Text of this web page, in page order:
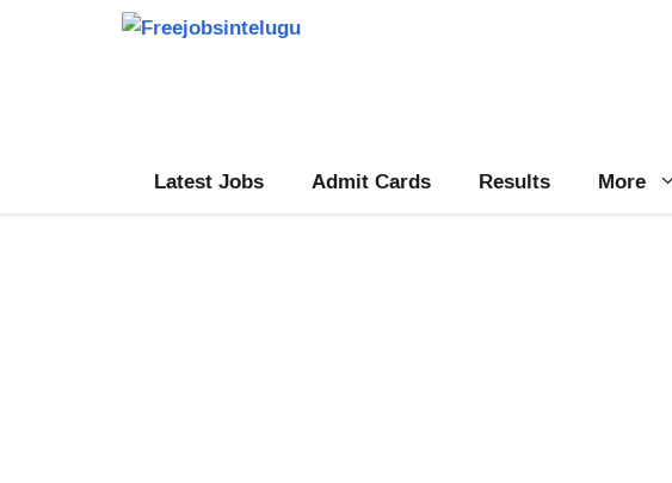
Latest Jobs Admit Cards Results More